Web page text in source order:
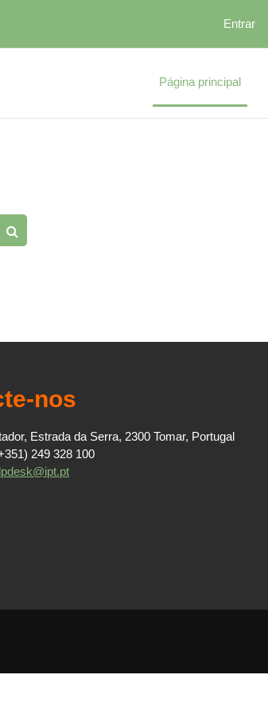
Entrar
Página principal
Pesquisar disciplinas
nos
Estrada da Serra, 2300 Tomar, Portugal
249 328 100